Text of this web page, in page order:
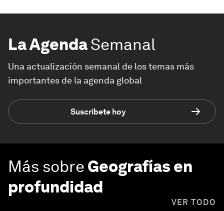
La AgendaSemanal
Una actualización semanal de los temas más
importantes de la agenda global
Suscríbete hoy
Más sobre Geografías en
profundidad
VER TODO